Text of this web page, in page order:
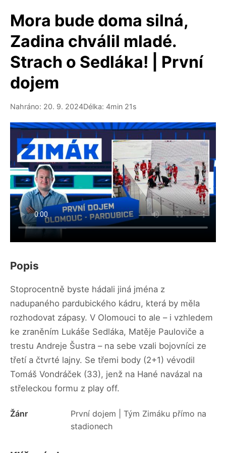
Mora bude doma silná,
Zadina chválil mladé.
Strach o Sedláka! | První
dojem
Nahráno: 20. 9. 2024Délka: 4min 21s
Popis
Stoprocentně byste hádali jiná jména z
nadupaného pardubického kádru, která by měla
rozhodovat zápasy. V Olomouci to ale – i vzhledem
ke zraněním Lukáše Sedláka, Matěje Pauloviče a
trestu Andreje Šustra – na sebe vzali bojovníci ze
třetí a čtvrté lajny. Se třemi body (2+1) vévodil
Tomáš Vondráček (33), jenž na Hané navázal na
střeleckou formu z play off.
Žánr
První dojem | Tým Zimáku přímo na
stadionech